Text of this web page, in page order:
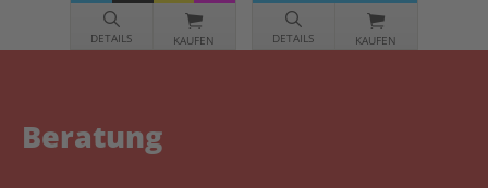
DETAILS KAUFEN DETAILS KAUFEN
Beratung